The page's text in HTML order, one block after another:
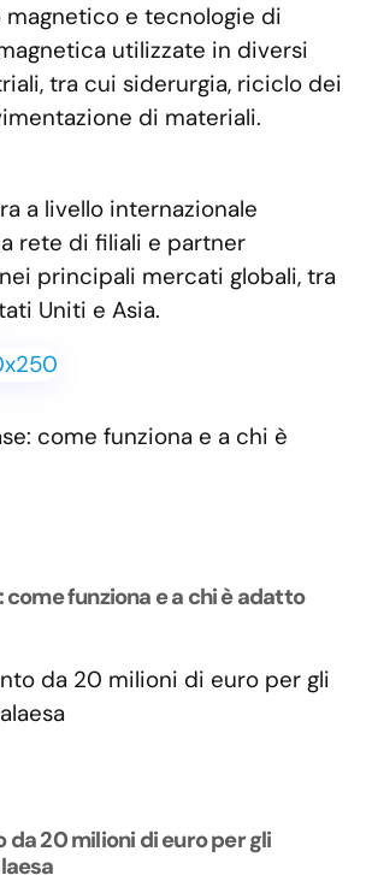
magnetico e tecnologie di
utilizzate in diversi
tra cui siderurgia, riciclo dei
di materiali.
a livello internazionale
rete di filiali e partner
principali mercati globali, tra
Uniti e Asia.
come funziona e a chi è adatto
da 20 milioni di euro per gli